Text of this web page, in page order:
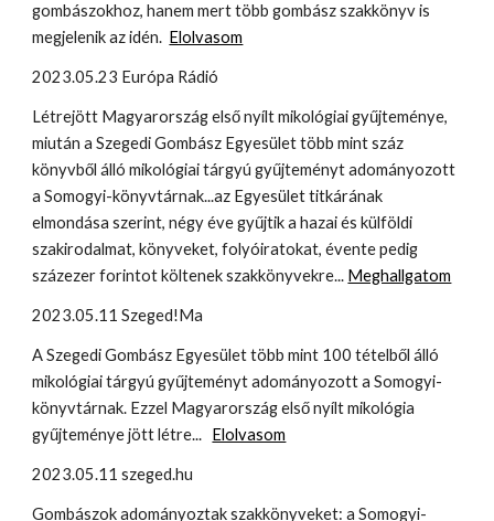
gombászokhoz, hanem mert több gombász szakkönyv is
megjelenik az idén. Elolvasom
2023.05.23 Európa Rádió
Létrejött Magyarország első nyílt mikológiai gyűjteménye,
miután a Szegedi Gombász Egyesület több mint száz
könyvből álló mikológiai tárgyú gyűjteményt adományozott
a Somogyi-könyvtárnak...az Egyesület titkárának
elmondása szerint, négy éve gyűjtik a hazai és külföldi
szakirodalmat, könyveket, folyóiratokat, évente pedig
százezer forintot költenek szakkönyvekre... Meghallgatom
2023.05.11 Szeged!Ma
A Szegedi Gombász Egyesület több mint 100 tételből álló
mikológiai tárgyú gyűjteményt adományozott a Somogyi-
könyvtárnak. Ezzel Magyarország első nyílt mikológia
gyűjteménye jött létre... Elolvasom
2023.05.11 szeged.hu
Gombászok adományoztak szakkönyveket: a Somogyi-